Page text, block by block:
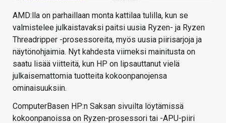
AMD:lla on parhaillaan monta kattilaa tulilla, kun se
valmistelee julkaistavaksi paitsi uusia Ryzen- ja Ryzen
Threadripper -prosessoreita, myös uusia piirisarjoja ja
näytönohjaimia. Nyt kahdesta viimeksi mainitusta on
saatu lisää viitteitä, kun HP on lipsauttanut vielä
julkaisemattomia tuotteita kokoonpanojensa
ominaisuuksiin.
ComputerBasen HP:n Saksan sivuilta löytämissä
kokoonpanoissa on Ryzen-prosessori tai -APU-piiri